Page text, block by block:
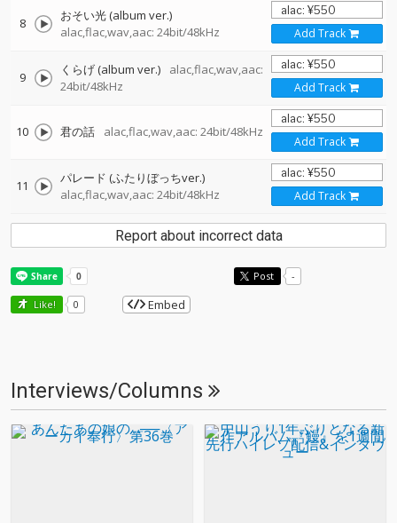
8
おそい光 (album ver.)
alac,flac,wav,aac: 24bit/48kHz
Add Track
9 くらげ (album ver.)
alac,flac,wav,aac:
24bit/48kHz
Add Track
10 君の話 alac,flac,wav,aac: 24bit/48kHz
Add Track
11
パレード (ふたりぼっちver.)
alac,flac,wav,aac: 24bit/48kHz
Add Track
Report about incorrect data
Post -
Like! 0 Embed
Interviews/Columns